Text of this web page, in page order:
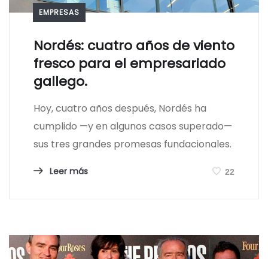
EMPRESAS
Nordés: cuatro años de viento
fresco para el empresariado
gallego.
Hoy, cuatro años después, Nordés ha
cumplido —y en algunos casos superado—
sus tres grandes promesas fundacionales.
Leer más 22